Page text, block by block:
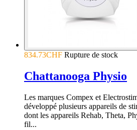
834.73CHF Rupture de stock
Chattanooga Physio
Les marques Compex et
développé plusieurs appareils de
dont les appareils Rehab, Theta,
fil...